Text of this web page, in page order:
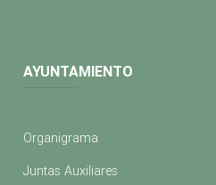
AYUNTAMIENTO
Organigrama
Juntas Auxiliares